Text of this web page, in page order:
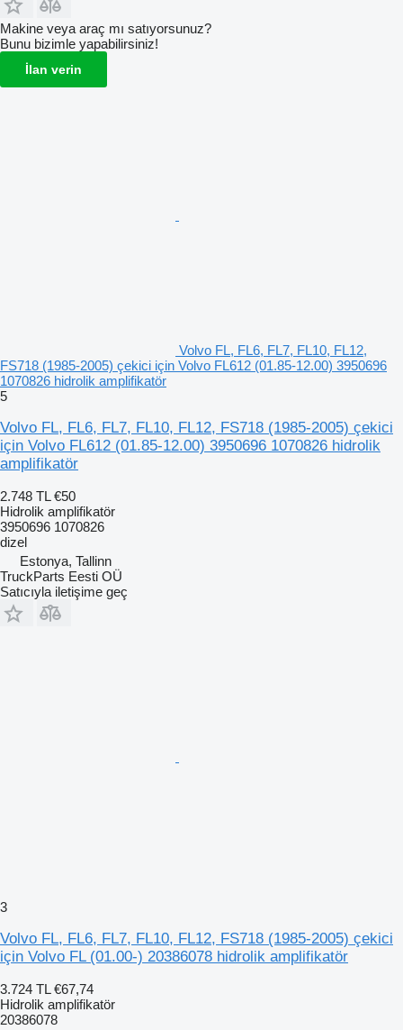
Makine veya araç mı satıyorsunuz?
Bunu bizimle yapabilirsiniz!
İlan verin
Volvo FL, FL6, FL7, FL10, FL12,
FS718 (1985-2005) çekici için Volvo FL612 (01.85-12.00) 3950696
1070826 hidrolik amplifikatör
5
Volvo FL, FL6, FL7, FL10, FL12, FS718 (1985-2005) çekici
için Volvo FL612 (01.85-12.00) 3950696 1070826 hidrolik
amplifikatör
2.748 TL €50
Hidrolik amplifikatör
3950696 1070826
dizel
Estonya, Tallinn
TruckParts Eesti OÜ
Satıcıyla iletişime geç
3
Volvo FL, FL6, FL7, FL10, FL12, FS718 (1985-2005) çekici
için Volvo FL (01.00-) 20386078 hidrolik amplifikatör
3.724 TL €67,74
Hidrolik amplifikatör
20386078